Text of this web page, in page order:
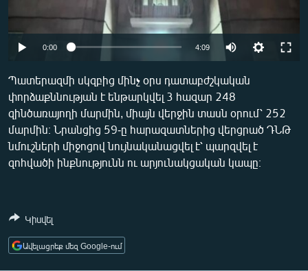
ՄԵԿՆԱԲԱՆՈՒԹՅՈՒՆ
ՏՏ ԵՒ ԻՆՏԵՐՆԵՏ
ԿՈՐՈՆԱՎԻՐՈՒՍ
ԱՐԽԻՎ
ՏԵՍԱՆՅՈՒԹԵՐ
ԲԱՆԱՎԵՃ
ՓՈԴՔԱՍԹ
Հայերեն
Auto 240p 360p 480p
0:00 4:09
480p
720p
Պատերազմի սկզբից մինչ օրս դատաբժշկական
փորձաքննության է ենթարկվել 3 հազար 248
զինծառայողի մարմին, միայն վերջին տասն օրում՝ 252
մարմին։ Նրանցից 59-ը հարազատներից վերցրած ԴՆԹ
նմուշների միջոցով նույնականացվել է՝ պարզվել է
զոհվածի ինքնությունն ու արյունակցական կապը։
Կիսվել
Ավելացրեք մեզ Google-ում